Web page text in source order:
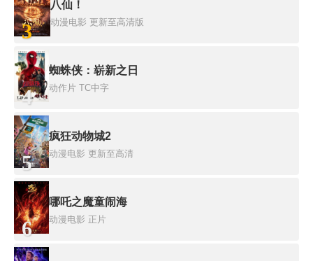
3
八仙！
动漫电影 更新至高清版
4
蜘蛛侠：崭新之日
动作片 TC中字
5
疯狂动物城2
动漫电影 更新至高清
6
哪吒之魔童闹海
动漫电影 正片